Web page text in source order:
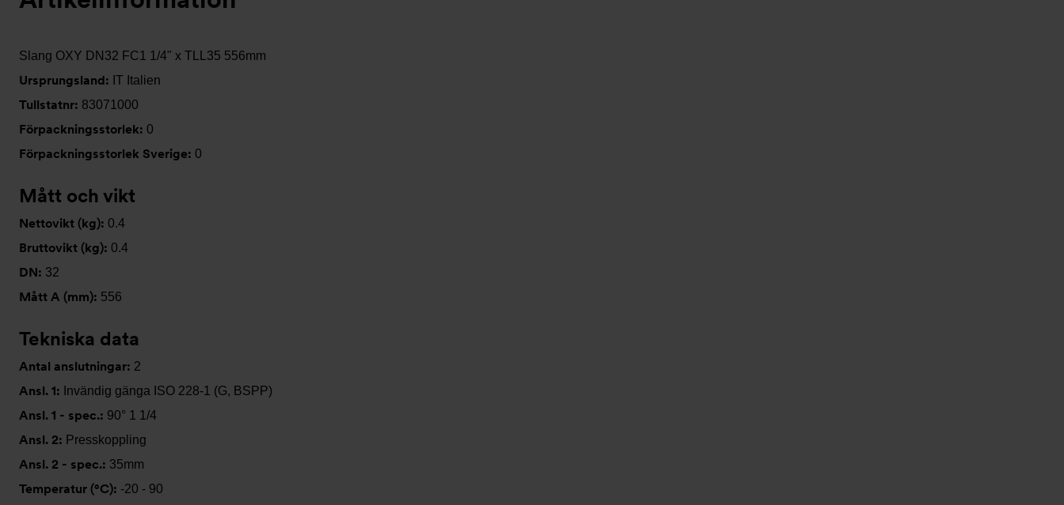
Slang OXY DN32 FC1 1/4" x TLL35 556mm
Ursprungsland: IT Italien
Tullstatnr: 83071000
Förpackningsstorlek: 0
Förpackningsstorlek Sverige: 0
Mått och vikt
Nettovikt (kg): 0.4
Bruttovikt (kg): 0.4
DN: 32
Mått A (mm): 556
Tekniska data
Antal anslutningar: 2
Ansl. 1: Invändig gänga ISO 228-1 (G, BSPP)
Ansl. 1 - spec.: 90° 1 1/4
Ansl. 2: Presskoppling
Ansl. 2 - spec.: 35mm
Temperatur (°C): -20 - 90